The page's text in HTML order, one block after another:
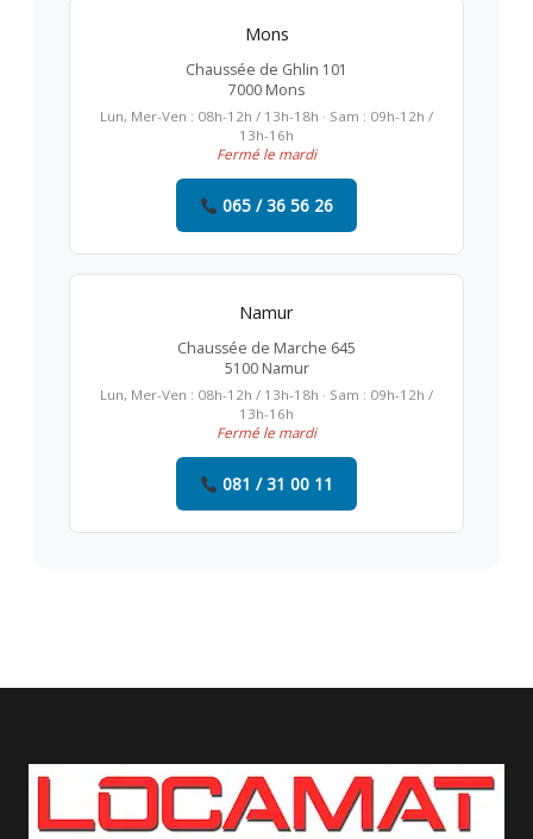
Mons
Chaussée de Ghlin 101
7000 Mons
Lun, Mer-Ven : 08h-12h / 13h-18h · Sam : 09h-12h /
13h-16h
Fermé le mardi
065 / 36 56 26
Namur
Chaussée de Marche 645
5100 Namur
Lun, Mer-Ven : 08h-12h / 13h-18h · Sam : 09h-12h /
13h-16h
Fermé le mardi
081 / 31 00 11